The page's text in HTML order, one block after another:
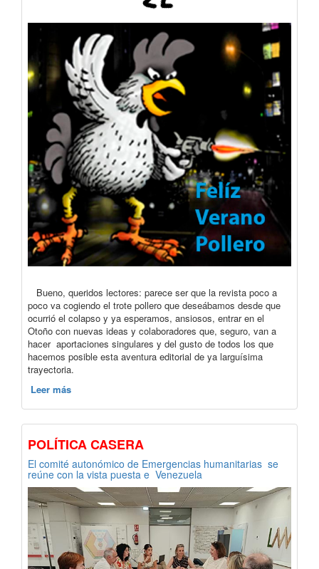
Bueno, queridos lectores: parece ser que la revista poco a
poco va cogiendo el trote pollero que deseábamos desde que
ocurrió el colapso y ya esperamos, ansiosos, entrar en el
Otoño con nuevas ideas y colaboradores que, seguro, van a
hacer aportaciones singulares y del gusto de todos los que
hacemos posible esta aventura editorial de ya larguísima
trayectoria.
Leer más
POLÍTICA CASERA
El comité autonómico de Emergencias humanitarias se
reúne con la vista puesta e Venezuela